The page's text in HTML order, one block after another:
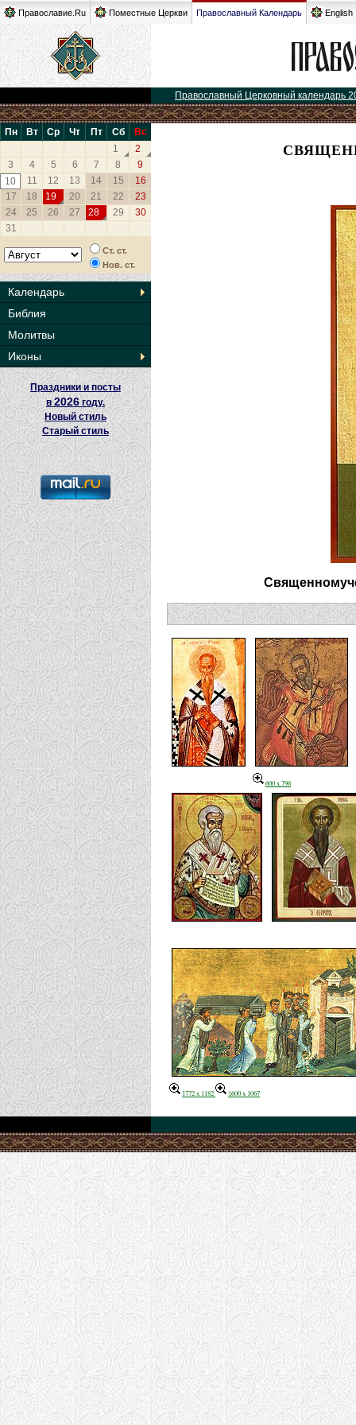
Православие.Ru Поместные Церкви Православный Календарь English
Православный Церковный календарь
Пн Вт Ср Чт Пт Сб
Вс
1
2
3
4 5 6 7 8
9
10
11 12 13 14 15
16
17
18 19 20 21 22
23
24
25 26 27 28 29
30
31
Ст. ст.
Нов. ст.
Календарь
Библия
Молитвы
Иконы
Праздники и посты
в2026 году.
Новый стиль
Старый стиль
600 x 796
1772 x 1182 1600 x 1067